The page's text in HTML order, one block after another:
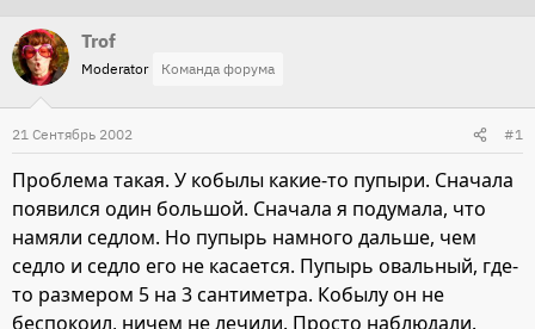
т
о
р
т
е
а
ч
Trof
Moderator Команда форума
21 Сентябрь 2002 #1
Проблема такая. У кобылы какие-то пупыри. Сначала
появился один большой. Сначала я подумала, что
намяли седлом. Но пупырь намного дальше, чем
седло и седло его не касается. Пупырь овальный, где-
то размером 5 на 3 сантиметра. Кобылу он не
беспокоил, ничем не лечили. Просто наблюдали.